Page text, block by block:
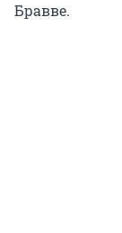
Бравве.